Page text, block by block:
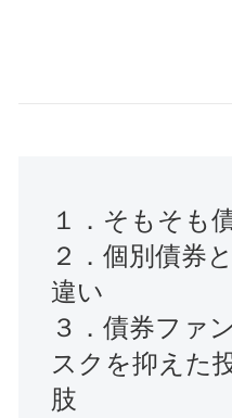
１．そもそも
２．個別債券
違い
３．債券ファ
スクを抑えた
肢